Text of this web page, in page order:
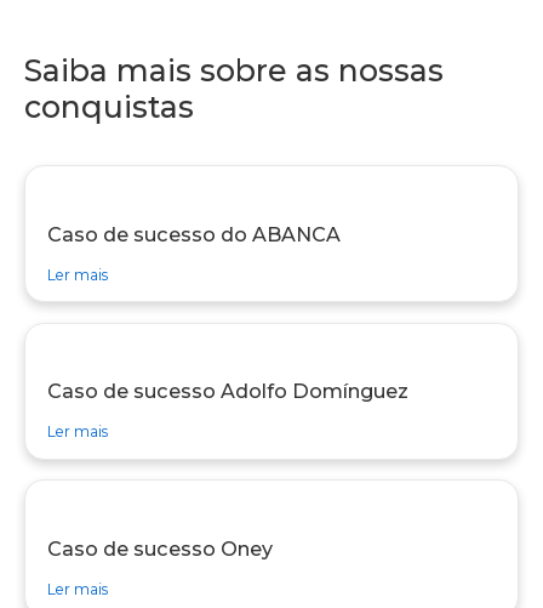
Saiba mais sobre as nossas
conquistas
Caso de sucesso do ABANCA
Ler maissobre caso de sucesso Caso de sucesso do ABANCA
Caso de sucesso Adolfo Domínguez
Ler maissobre caso de sucesso Caso de sucesso Adolfo Domínguez
Caso de sucesso Oney
Ler maissobre caso de sucesso Caso de sucesso Oney